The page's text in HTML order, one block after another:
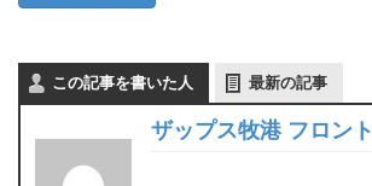
この記事を書いた人 最新の記事
ザップス牧港 フロント